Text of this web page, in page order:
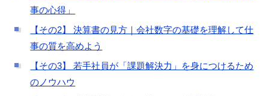
事の心得」
【その2】 決算書の見方｜会社数字の基礎を理解して仕
事の質を高めよう
【その3】 若手社員が「課題解決力」を身につけるため
のノウハウ